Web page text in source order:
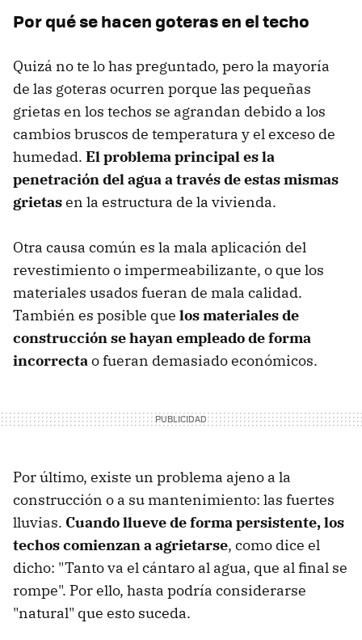
Por qué se hacen goteras en el techo
Quizá no te lo has preguntado, pero la mayoría
de las goteras ocurren porque las pequeñas
grietas en los techos se agrandan debido a los
cambios bruscos de temperatura y el exceso de
humedad. El problema principal es la
penetración del agua a través de estas mismas
grietasen la estructura de la vivienda.
Otra causa común es la mala aplicación del
revestimiento o impermeabilizante, o que los
materiales usados fueran de mala calidad.
También es posible que los materiales de
construcción se hayan empleado de forma
incorrectao fueran demasiado económicos.
Por último, existe un problema ajeno a la
construcción o a su mantenimiento: las fuertes
lluvias. Cuando llueve de forma persistente, los
techos comienzan a agrietarse, como dice el
dicho: "Tanto va el cántaro al agua, que al final se
rompe". Por ello, hasta podría considerarse
"natural" que esto suceda.